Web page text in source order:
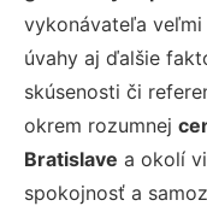
vykonávateľa
úvahy aj ďalšie
skúsenosti či
okrem rozumnej
Bratislave a okolí
spokojnosť a